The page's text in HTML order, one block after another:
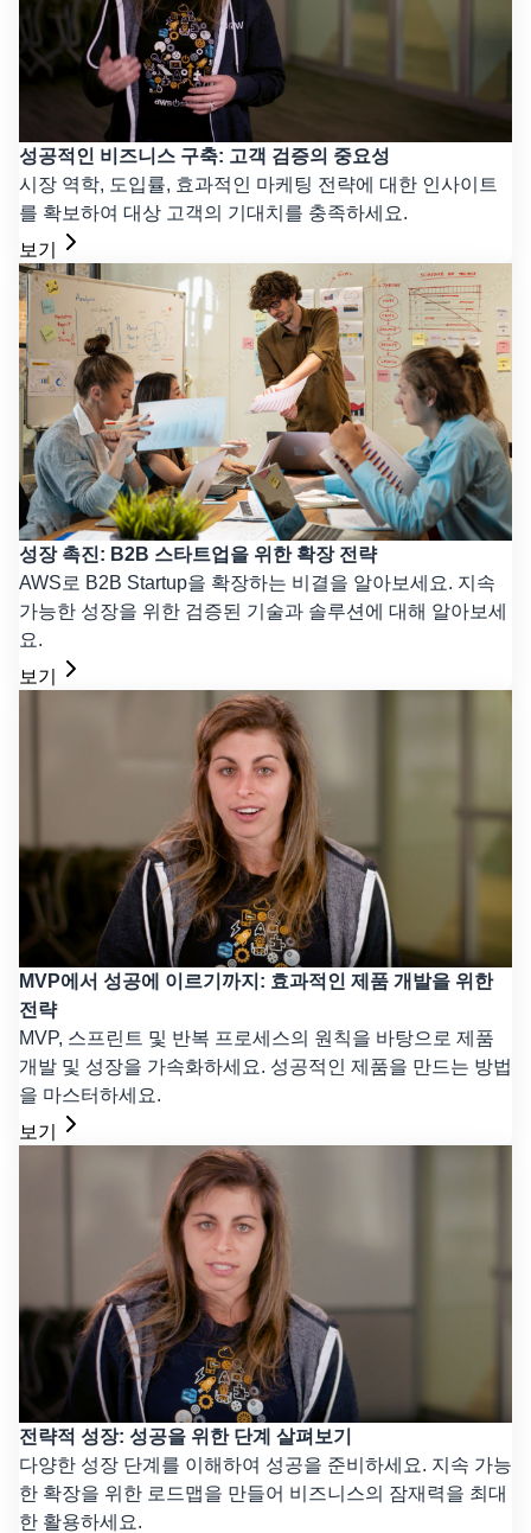
성공적인 비즈니스 구축: 고객 검증의 중요성
시장 역학, 도입률, 효과적인 마케팅 전략에 대한 인사이트
를 확보하여 대상 고객의 기대치를 충족하세요.
보기
성장 촉진: B2B 스타트업을 위한 확장 전략
AWS로 B2B Startup을 확장하는 비결을 알아보세요. 지속
가능한 성장을 위한 검증된 기술과 솔루션에 대해 알아보세
요.
보기
MVP에서 성공에 이르기까지: 효과적인 제품 개발을 위한
전략
MVP, 스프린트 및 반복 프로세스의 원칙을 바탕으로 제품
개발 및 성장을 가속화하세요. 성공적인 제품을 만드는 방법
을 마스터하세요.
보기
전략적 성장: 성공을 위한 단계 살펴보기
다양한 성장 단계를 이해하여 성공을 준비하세요. 지속 가능
한 확장을 위한 로드맵을 만들어 비즈니스의 잠재력을 최대
한 활용하세요.